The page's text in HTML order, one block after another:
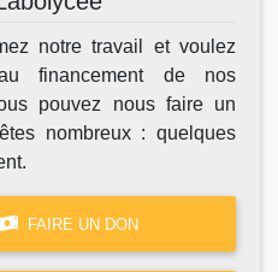
notre travail et voulez
financement de nos
pouvez nous faire un
nombreux : quelques
FAIRE UN DON